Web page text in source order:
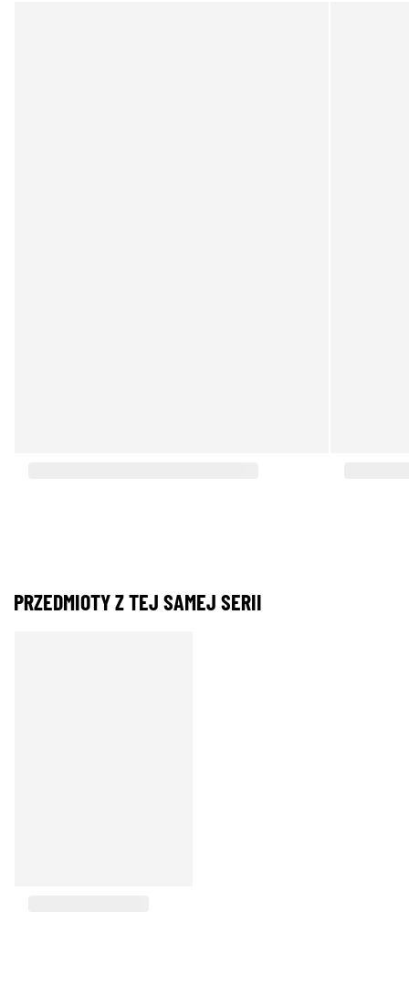
PRZEDMIOTY Z TEJ SAMEJ SERII